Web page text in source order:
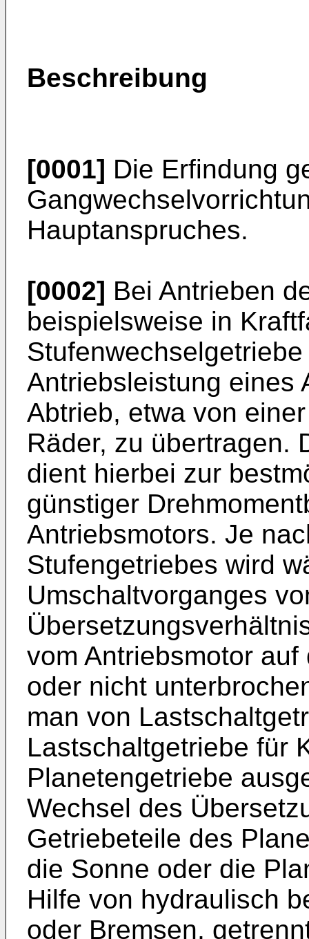
Beschreibung
[0001] Die Erfindung
Hauptanspruches.
[0002] Bei Antrieben
beispielsweise in
Antriebsleistung eines
Abtrieb, etwa von
Räder, zu übertragen.
dient hierbei zur
günstiger
Antriebsmotors. Je
Stufengetriebes wird
Umschaltvorganges
vom Antriebsmotor
oder nicht
man von
Lastschaltgetriebe für
Planetengetriebe
Wechsel des
Getriebeteile des
die Sonne oder die
Hilfe von hydraulisch
oder Bremsen,